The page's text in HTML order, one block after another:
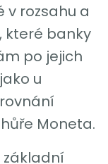
v rozsahu a
banky
po jejich
u
Moneta.